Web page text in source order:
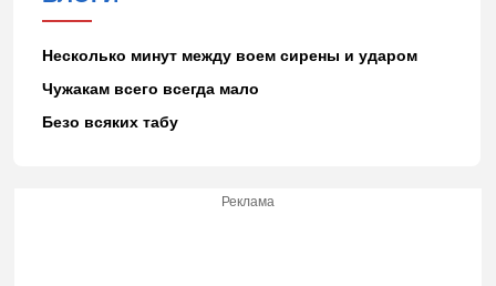
Несколько минут между воем сирены и ударом
Чужакам всего всегда мало
Безо всяких табу
Реклама